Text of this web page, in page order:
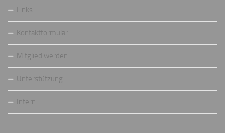
Links
Kontaktformular
Mitglied werden
Unterstützung
Intern